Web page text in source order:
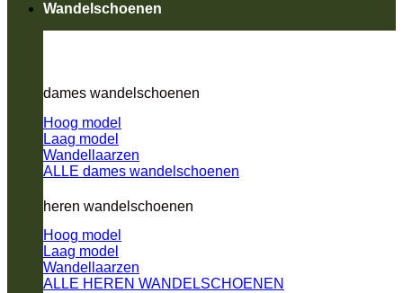
Wandelschoenen
dames wandelschoenen
Hoog model
Laag model
Wandellaarzen
ALLE dames wandelschoenen
heren wandelschoenen
Hoog model
Laag model
Wandellaarzen
ALLE HEREN WANDELSCHOENEN